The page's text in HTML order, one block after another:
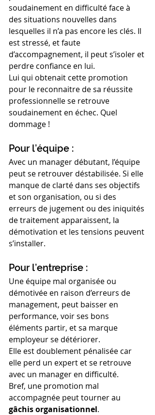
soudainement en difficulté face à
des situations nouvelles dans
lesquelles il n’a pas encore les clés. Il
est stressé, et faute
d’accompagnement, il peut s’isoler et
perdre confiance en lui.
Lui qui obtenait cette promotion
pour le reconnaitre de sa réussite
professionnelle se retrouve
soudainement en échec. Quel
dommage !
Pour l’équipe :
Avec un manager débutant, l’équipe
peut se retrouver déstabilisée. Si elle
manque de clarté dans ses objectifs
et son organisation, ou si des
erreurs de jugement ou des iniquités
de traitement apparaissent, la
démotivation et les tensions peuvent
s’installer.
Pour l’entreprise :
Une équipe mal organisée ou
démotivée en raison d’erreurs de
management, peut baisser en
performance, voir ses bons
éléments partir, et sa marque
employeur se détériorer.
Elle est doublement pénalisée car
elle perd un expert et se retrouve
avec un manager en difficulté.
Bref, une promotion mal
accompagnée peut tourner au
gâchis organisationnel.